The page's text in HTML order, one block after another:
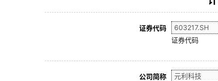
证券代码
证券代码
公司简称